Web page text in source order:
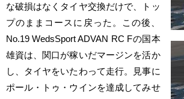
な破損はなくタイヤ交換だけで、トッ
プのままコースに戻った。この後、
No.19 WedsSport ADVAN RC Fの国本
雄資は、関口が稼いだマージンを活か
し、タイヤをいたわって走行。見事に
ポール・トゥ・ウインを達成してみせ